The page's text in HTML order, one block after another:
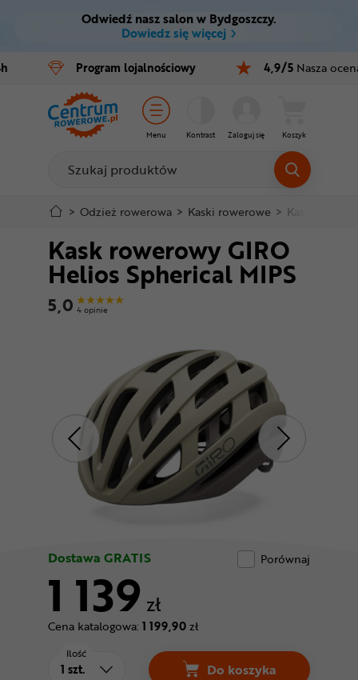
Ctrl M
Menu główne
Informacje o produkcie
Do koszyka
Szczegółowe informacje
Stopka
Mapa strony
Odwiedź nasz salon w Bydgoszczy.
Dowiedz się więcej
Program lojalnościowy 4,9/5 Nasza
Menu Kontrast Zaloguj się Koszyk
Rowery
E-bike
Części
Akcesoria
Odzież
Kaski
Buty
Nowości
Superoferta
> Odzież rowerowa > Kaski rowerowe > Kaski
Kask rowerowy GIRO
Helios Spherical MIPS
5,0 4 opinie
Dostawa GRATIS Porównaj
1 139 zł
Cena katalogowa: 1 199,90zł
Ilość
Do koszyka